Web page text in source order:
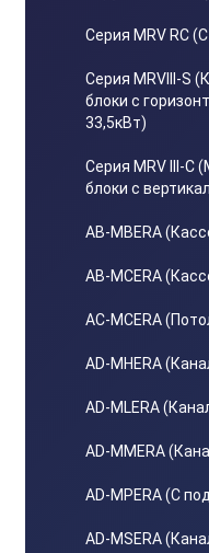
Серия MRV RC
Серия MRVIII-S
блоки с
33,5кВт)
Серия MRV III-C
блоки с
AB-MBERA
AB-MCERA
AС-MСERA
AD-MHERA
AD-MLERA
AD-MMERA
AD-MPERA (С
AD-MSERA